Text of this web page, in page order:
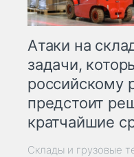
Атаки на
задачи,
российскому
предстоит
кратчайшие
Склады и грузовые